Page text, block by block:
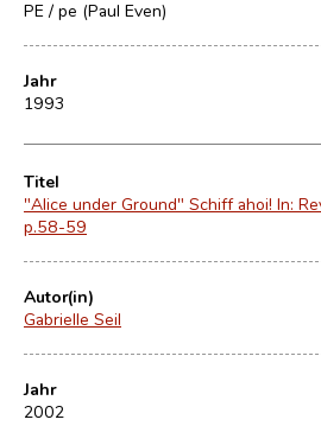
PE / pe (Paul Even)
Jahr
1993
Titel
"Alice under Ground" Schiff ahoi! In:
p.58-59
Autor(in)
Gabrielle Seil
Jahr
2002